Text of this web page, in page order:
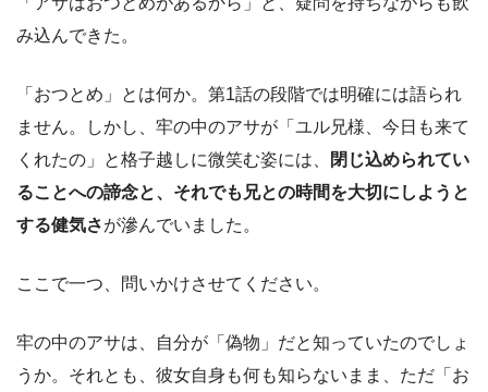
み込んできた。
「おつとめ」とは何か。第1話の段階では明確には語られ
ません。しかし、牢の中のアサが「ユル兄様、今日も来て
くれたの」と格子越しに微笑む姿には、
閉じ込められてい
ることへの諦念と、それでも兄との時間を大切にしようと
する健気さが滲んでいました。
ここで一つ、問いかけさせてください。
牢の中のアサは、自分が「偽物」だと知っていたのでしょ
うか。それとも、彼女自身も何も知らないまま、ただ「お